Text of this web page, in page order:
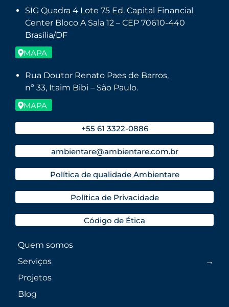
SIG Quadra 4 Lote 75 Ed. Capital Financial
Center Bloco A Sala 12 – CEP 70610-440
Brasília/DF
MAPA
Rua Doutor Renato Paes de Barros,
nº 33, Itaim Bibi – São Paulo.
MAPA
+55 61 3322-0886
ambientare@ambientare.com.br
Política de qualidade Ambientare
Política de Privacidade
Código de Ética
Quem somos
Serviços
Projetos
Blog